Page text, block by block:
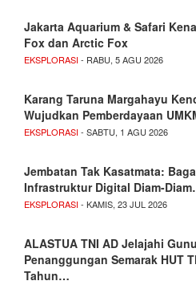
Jakarta Aquarium & Safari
Fox dan Arctic Fox
EKSPLORASI- RABU, 5 AGU 2026
Karang Taruna Margahayu
Wujudkan Pemberdayaan
EKSPLORASI- SABTU, 1 AGU 2026
Jembatan Tak Kasatmata:
Infrastruktur Digital Diam-
EKSPLORASI- KAMIS, 23 JUL 2026
ALASTUA TNI AD Jelajahi
Penanggungan Semarak HUT
Tahun…